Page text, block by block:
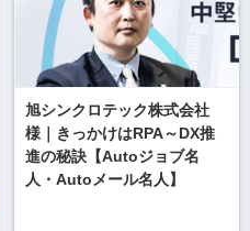
旭シンクロテック株式会社
様｜きっかけはRPA～DX推
進の秘訣【Autoジョブ名
人・Autoメール名人】